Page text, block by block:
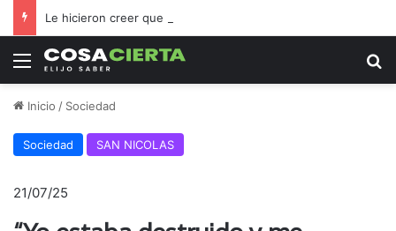
Menú
Inicio / Sociedad
Sociedad SAN NICOLAS
21/07/25